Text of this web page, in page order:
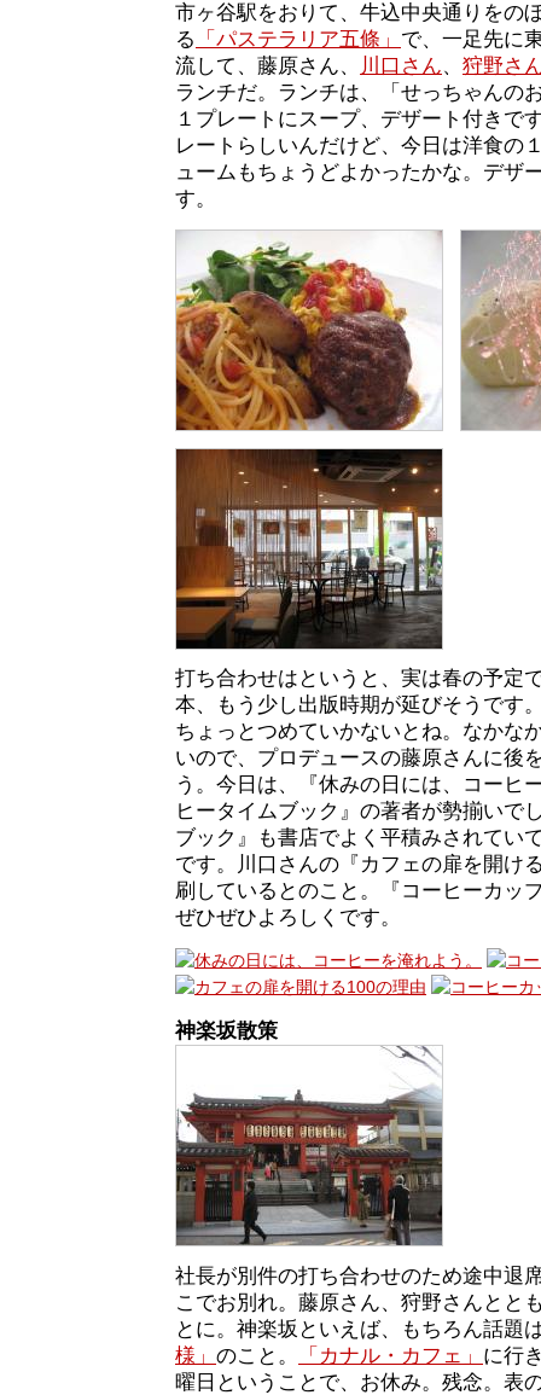
市ヶ谷駅をおりて、牛込中央通りをの
る
「パステラリア五條」 で、一足先に
流して、藤原さん、
川口さん、 狩野さ
ランチだ。ランチは、「せっちゃんの
１プレートにスープ、デザート付きで
レートらしいんだけど、今日は洋食の
ュームもちょうどよかったかな。デザ
す。
打ち合わせはというと、実は春の予定
本、もう少し出版時期が延びそうです
ちょっとつめていかないとね。なかな
いので、プロデュースの藤原さんに後
う。今日は、『休みの日には、コーヒ
ヒータイムブック』の著者が勢揃いで
ブック』も書店でよく平積みされてい
です。川口さんの『カフェの扉を開け
刷しているとのこと。『コーヒーカッ
ぜひぜひよろしくです。
神楽坂散策
社長が別件の打ち合わせのため途中退
こでお別れ。藤原さん、狩野さんとと
とに。神楽坂といえば、もちろん話題
様」 のこと。 「カナル・カフェ」 に行
曜日ということで、お休み。残念。表